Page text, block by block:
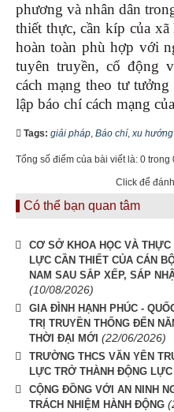
phương và nhân dân
thiết thực, cần kíp của
hoàn toàn phù hợp với
tuyên truyền, cổ động
cách mạng theo tư
lập báo chí cách mạng
Tags: giải pháp, Báo chí,xu
Tổng số điểm của bài viết là: 0 trong
Click để
Có thể bạn quan tâm
CƠ SỞ KHOA HỌC VÀ
LỰC CẦN THIẾT CỦA CÁN
NAM SAU SẮP XẾP, SÁP
(10/08/2026)
GIA ĐÌNH HẠNH PHÚC -
TRỊ TRUYỀN THỐNG ĐẾN
THỜI ĐẠI MỚI (22/06/2026)
TRƯỜNG THCS VĂN YÊN
LỰC TRỞ THÀNH ĐỘNG
CỘNG ĐỒNG VỚI AN NINH
TRÁCH NHIỆM HÀNH ĐỘNG